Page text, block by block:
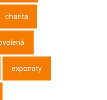
charita
exponáty